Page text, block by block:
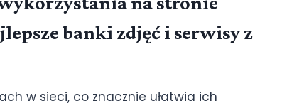
banki zdjęć i serwisy z
w sieci, co znacznie ułatwia ich